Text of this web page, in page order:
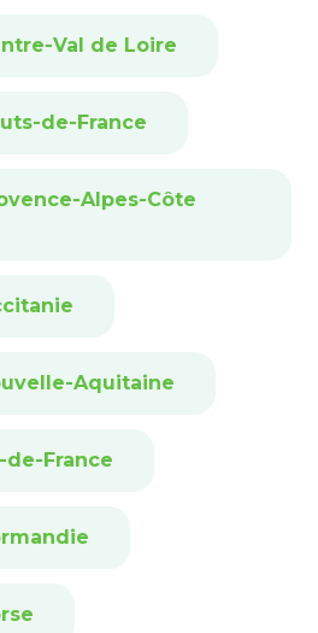
Val de Loire
de-France
Alpes-Côte
Aquitaine
de-France